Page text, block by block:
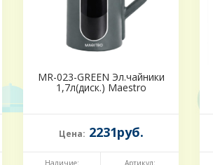
MR-023-GREEN Эл.чайники
1,7л(диск.) Maestro
Цена: 2231руб.
Наличие: Артикул: